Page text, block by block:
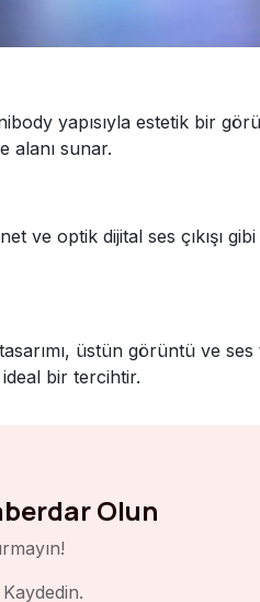
yapısıyla estetik bir
alanı sunar.
ve optik dijital ses çıkışı
üstün görüntü ve
bir tercihtir.
Olun